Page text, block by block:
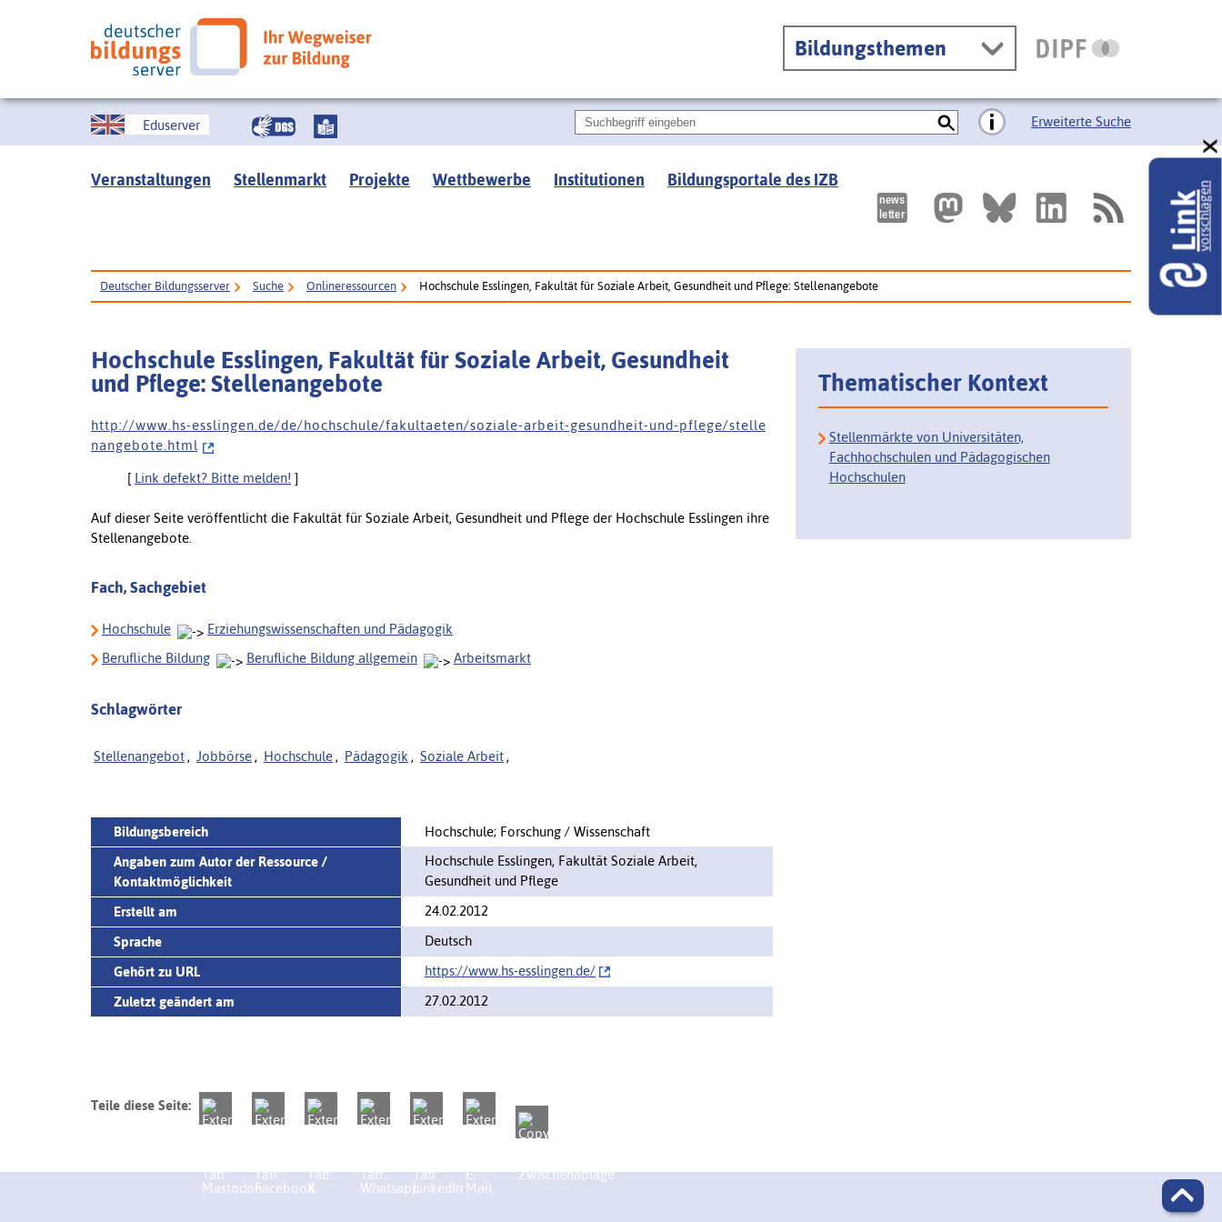
Bildungsthemen
Eduserver Erweiterte Suche
Veranstaltungen Stellenmarkt Projekte Wettbewerbe Institutionen Bildungsportale des IZB
Deutscher Bildungsserver Suche Onlineressourcen Hochschule Esslingen, Fakultät für Soziale Arbeit, Gesundheit und Pflege: Stellenangebote
Hochschule Esslingen, Fakultät für Soziale Arbeit, Gesundheit
und Pflege: Stellenangebote
h t t p : / / w w w . h s - e s s l i n g e n . d e / d e / h o c h s c h u l e / f a k u l t a e t e n / s o z i a l e - a r b e i t - g e s u n d h e i t - u n d - p f l e g e / s t e l l e
n a n g e b o t e . h t m l
[ Link defekt? Bitte melden! ]
Auf dieser Seite veröffentlicht die Fakultät für Soziale Arbeit, Gesundheit und Pflege der Hochschule Esslingen ihre
Stellenangebote.
Fach, Sachgebiet
Hochschule
Erziehungswissenschaften und Pädagogik
Berufliche Bildung
Berufliche Bildung allgemein Arbeitsmarkt
Schlagwörter
Stellenangebot , Jobbörse , Hochschule , Pädagogik , Soziale Arbeit ,
Bildungsbereich
Hochschule; Forschung / Wissenschaft
Angaben zum Autor der Ressource /
Kontaktmöglichkeit
Hochschule Esslingen, Fakultät Soziale Arbeit,
Gesundheit und Pflege
Erstellt am
24.02.2012
Sprache
Deutsch
Gehört zu URL
https://www.hs-esslingen.de/‌
Zuletzt geändert am
27.02.2012
Thematischer Kontext
Stellenmärkte von Universitäten,
Fachhochschulen und Pädagogischen
Hochschulen
Teile diese Seite:
Linkvorschlagen